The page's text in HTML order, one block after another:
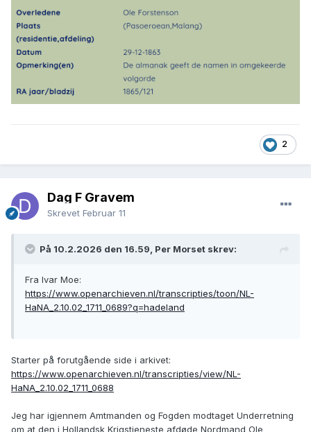
2
Dag F Gravem
Skrevet Februar 11
På 10.2.2026 den 16.59, Per Morset skrev:
Fra Ivar Moe:
https://www.openarchieven.nl/transcripties/toon/NL-
HaNA_2.10.02_1711_0689?q=hadeland
Starter på forutgående side i arkivet:
https://www.openarchieven.nl/transcripties/view/NL-
HaNA_2.10.02_1711_0688
Jeg har igjennem Amtmanden og Fogden modtaget Underretning
om at den i Hollandsk Krigstjeneste afdøde Nordmand Ole